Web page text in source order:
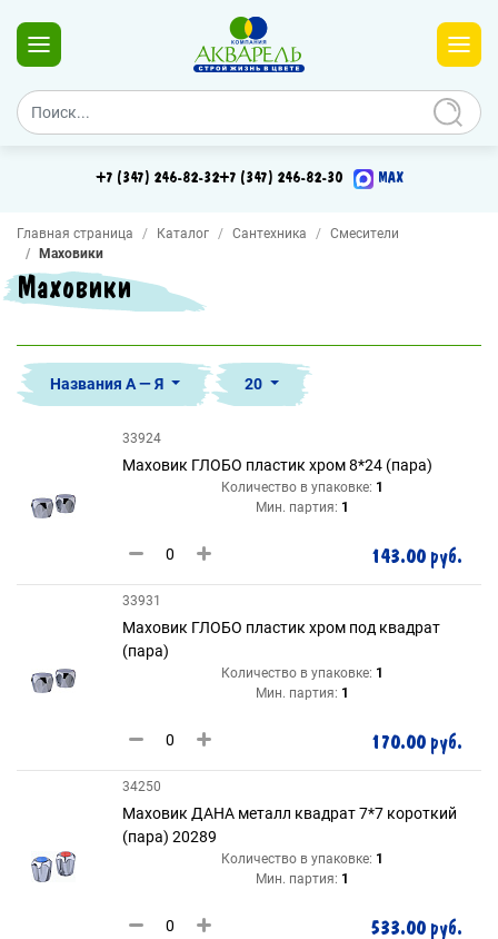
+7 (347) 246-82-32+7 (347) 246-82-30 MAX
Главная страница Каталог Сантехника
Смесители
Маховики
Маховики
Названия А — Я 20
33924
Маховик ГЛОБО пластик хром 8*24 (пара)
Количество в упаковке: 1
Мин. партия: 1
143.00 руб.
33931
Маховик ГЛОБО пластик хром под квадрат
(пара)
Количество в упаковке: 1
Мин. партия: 1
170.00 руб.
34250
Маховик ДАНА металл квадрат 7*7 короткий
(пара) 20289
Количество в упаковке: 1
Мин. партия: 1
533.00 руб.